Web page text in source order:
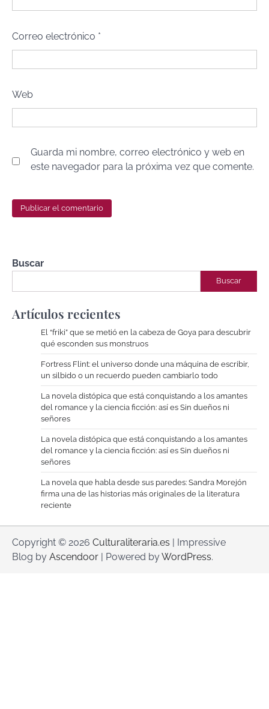
Correo electrónico *
Web
Guarda mi nombre, correo electrónico y web en
este navegador para la próxima vez que comente.
Buscar
Buscar
Artículos recientes
El “friki” que se metió en la cabeza de Goya para descubrir
qué esconden sus monstruos
Fortress Flint: el universo donde una máquina de escribir,
un silbido o un recuerdo pueden cambiarlo todo
La novela distópica que está conquistando a los amantes
del romance y la ciencia ficción: así es Sin dueños ni
señores
La novela distópica que está conquistando a los amantes
del romance y la ciencia ficción: así es Sin dueños ni
señores
La novela que habla desde sus paredes: Sandra Morejón
firma una de las historias más originales de la literatura
reciente
Copyright © 2026 Culturaliteraria.es | Impressive
Blog by Ascendoor | Powered byWordPress.